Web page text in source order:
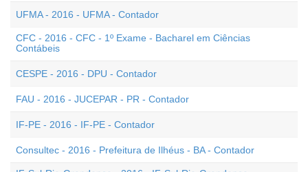
UFMA - 2016 - UFMA - Contador
CFC - 2016 - CFC - 1º Exame - Bacharel em Ciências
Contábeis
CESPE - 2016 - DPU - Contador
FAU - 2016 - JUCEPAR - PR - Contador
IF-PE - 2016 - IF-PE - Contador
Consultec - 2016 - Prefeitura de Ilhéus - BA - Contador